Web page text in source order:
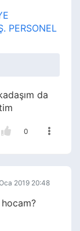
PERSONEL
da
0
2019 20:48